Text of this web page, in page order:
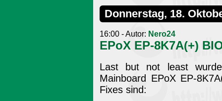
Donnerstag, 18.
16:00 - Autor: Nero24
EPoX EP-8K7A(+)
Last but not least
Mainboard EPoX EP-
Fixes sind: